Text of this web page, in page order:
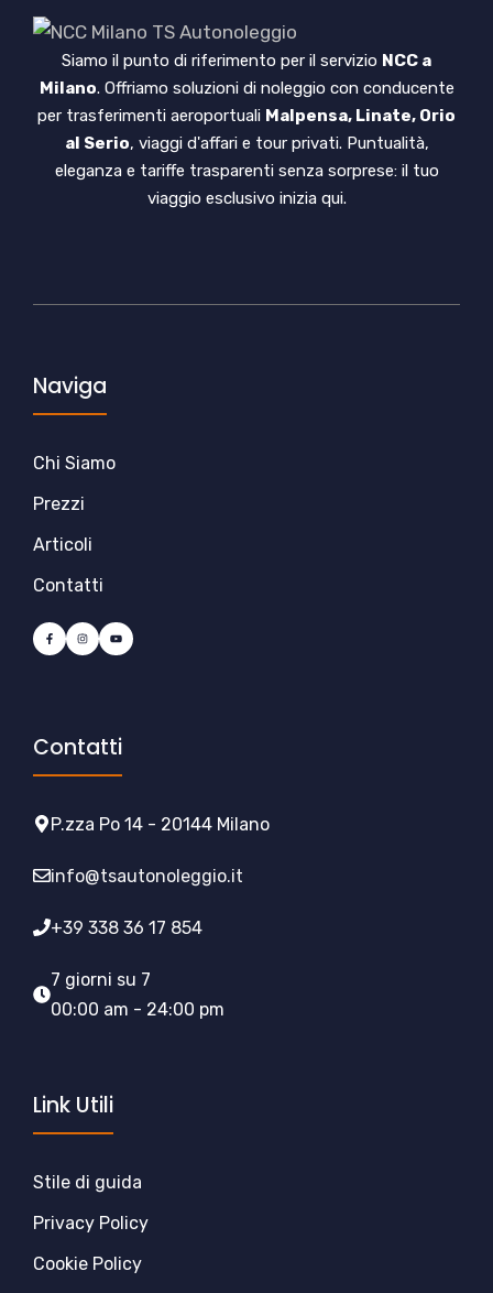
Siamo il punto di riferimento per il servizio NCC a
Milano. Offriamo soluzioni di noleggio con conducente
per trasferimenti aeroportuali Malpensa, Linate, Orio
al Serio, viaggi d'affari e tour privati. Puntualità,
eleganza e tariffe trasparenti senza sorprese: il tuo
viaggio esclusivo inizia qui.
Naviga
Chi Siamo
Prezzi
Articoli
Contatti
Contatti
P.zza Po 14 - 20144 Milano
info@tsautonoleggio.it
+39 338 36 17 854
7 giorni su 7
00:00 am - 24:00 pm
Link Utili
Stile di guida
Privacy Policy
Cookie Policy